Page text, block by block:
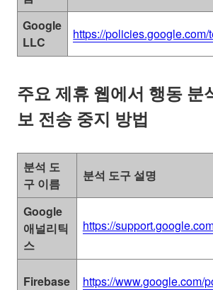
Google
LLC
https://
주요 제휴 웹에서 행동 분
보 전송 중지 방법
분석 도
구 이름
분석 도구 설명
Google
애널리틱
스
https://
Firebase https://www.google.com/